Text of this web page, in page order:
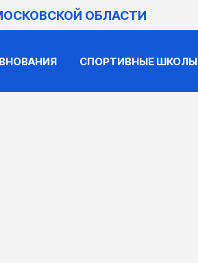
ОБЛАСТИ
СПОРТИВНЫЕ ШКОЛЫ